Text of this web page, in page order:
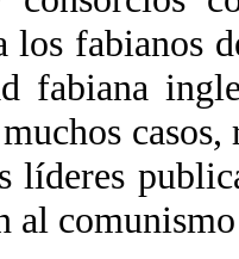
los fabianos
fabiana
líderes
al